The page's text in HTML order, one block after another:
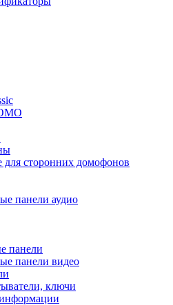
сторонних домофонов
панели аудио
панели
панели видео
ключи